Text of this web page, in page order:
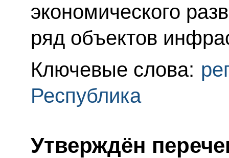
экономического
ряд объектов
Ключевые слова:
Республика
Утверждён